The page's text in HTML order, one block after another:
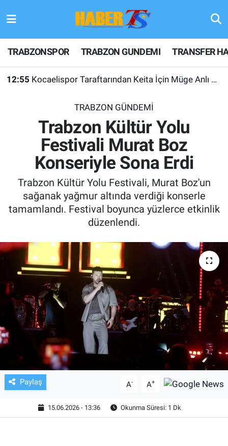
TRABZONSPOR TRABZON GUNDEMI TRANSFER
12:55 Kocaelispor Taraftarından Keita İçin Müge Anlı Çağrısı
TRABZON GÜNDEMİ
Trabzon Kültür Yolu
Festivali Murat Boz
Konseriyle Sona Erdi
Trabzon Kültür Yolu Festivali, Murat Boz'un
sağanak yağmur altında verdiği konserle
tamamlandı. Festival boyunca yüzlerce etkinlik
düzenlendi.
Paylaş A- A+
15.06.2026 - 13:36 Okunma Süresi: 1 Dk
TRABZONSPOR
TRABZON GUNDEMI
KULİS MEYDANI
1461 TRABZON
FUTBOL
TV VE SİNEMA
BASKETBOL
SAĞLIK
GENEL
KÜLTÜR SANAT
ASAYİŞ
EKONOMİ
Hava Durumu
Trafik Durumu
Son Dakika Haberleri
Haber Arşivi